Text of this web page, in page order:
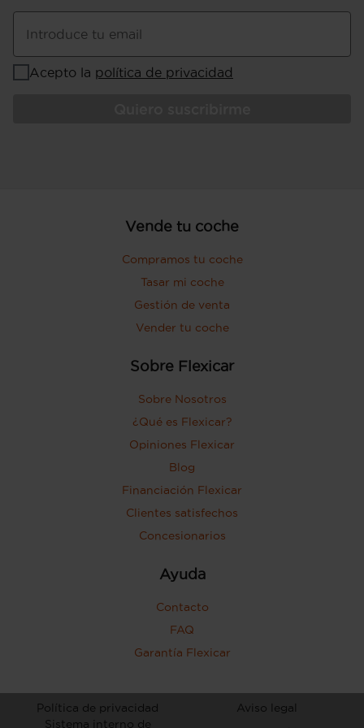
Pesos: 1.240 kg (peso máximo
admisible), 930 kg (peso en vacío), peso
remolcable con freno) y 0 kg (peso
Introduce tu email
Acepto la política de privacidad
Vende tu coche
Compramos tu coche
Tasar mi coche
Gestión de venta
Vender tu coche
Sobre Flexicar
Sobre Nosotros
¿Qué es Flexicar?
Opiniones Flexicar
Blog
Financiación Flexicar
Clientes satisfechos
Concesionarios
Ayuda
Contacto
FAQ
Garantía Flexicar
Política de privacidad
Aviso legal
Sistema interno de